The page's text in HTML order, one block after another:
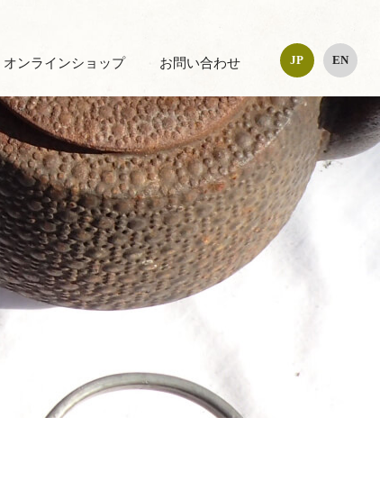
JP EN
オンラインショップ お問い合わせ